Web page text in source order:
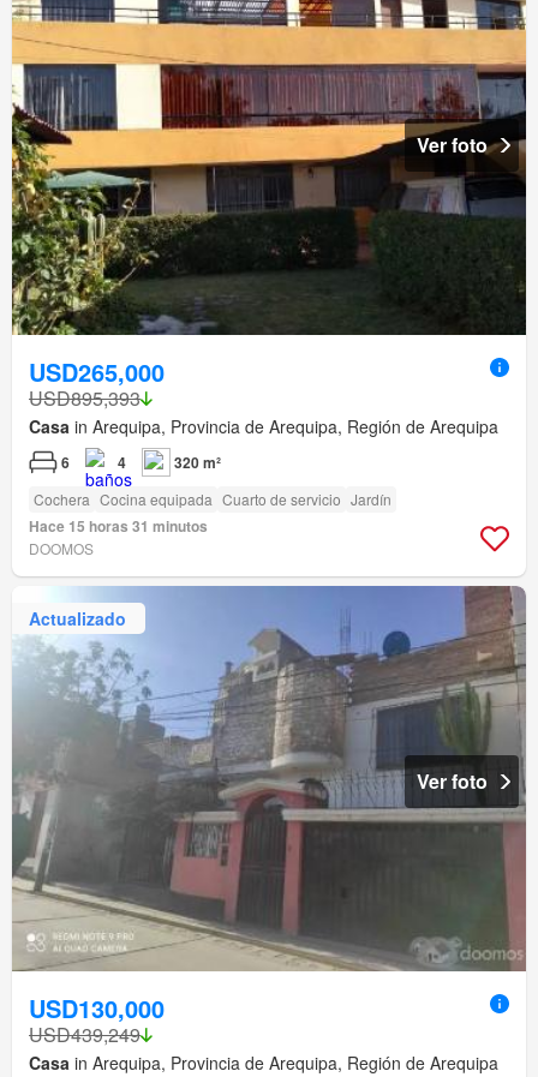
Ver foto
USD265,000
USD895,393
Casa in Arequipa, Provincia de Arequipa, Región de Arequipa
6 4 320 m²
Cochera Cocina equipada Cuarto de servicio Jardín
Hace 15 horas 31 minutos
DOOMOS
Actualizado
Ver foto
USD130,000
USD439,249
Casa in Arequipa, Provincia de Arequipa, Región de Arequipa